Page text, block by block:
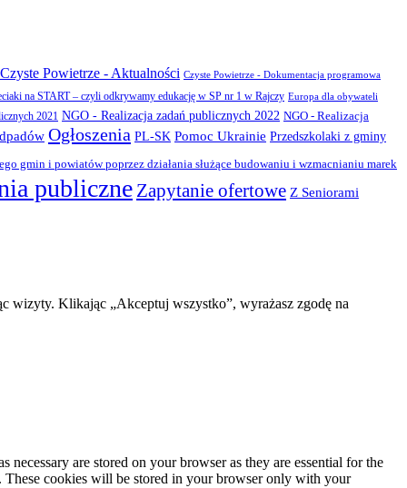
Czyste Powietrze - Aktualności Czyste Powietrze - Dokumentacja programowa
na START – czyli odkrywamy edukację w SP nr 1 w Rajczy Europa dla obywateli
2021 NGO - Realizacja zadań publicznych 2022 NGO - Realizacja
Ogłoszenia PL-SK Pomoc Ukrainie Przedszkolaki z gminy
gmin i powiatów poprzez działania służące budowaniu i wzmacnianiu marek
publiczne Zapytanie ofertowe Z Seniorami
wizyty. Klikając „Akceptuj wszystko”, wyrażasz zgodę na
are stored on your browser as they are essential for the
These cookies will be stored in your browser only with your